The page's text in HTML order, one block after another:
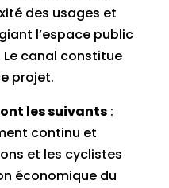
des usages et
l’espace public
canal constitue
projet.
les suivants:
continu et
et les cyclistes
économique du